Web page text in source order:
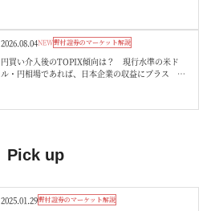
2026.08.04NEW野村證券のマーケット解説
円買い介入後のTOPIX傾向は？ 現行水準の米ド
ル・円相場であれば、日本企業の収益にプラス 野
Pick up
2025.01.29野村證券のマーケット解説